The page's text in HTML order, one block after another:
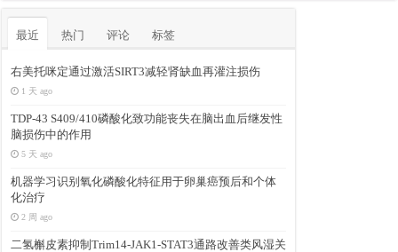
最近 热门 评论 标签
右美托咪定通过激活SIRT3减轻肾缺血再灌注损伤
1 天 ago
TDP-43 S409/410磷酸化致功能丧失在脑出血后继发性
脑损伤中的作用
5 天 ago
机器学习识别氧化磷酸化特征用于卵巢癌预后和个体
化治疗
2 周 ago
二氢槲皮素抑制Trim14-JAK1-STAT3通路改善类风湿关